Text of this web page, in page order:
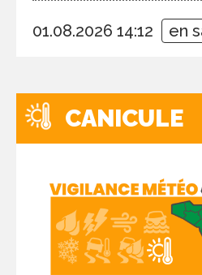
01.08.2026 14:12 en
CANICULE